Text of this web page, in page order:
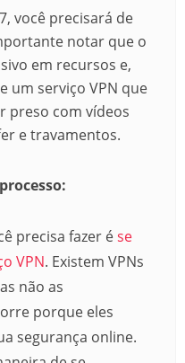
você precisará de
notar que o
em recursos e,
um serviço VPN que
preso com vídeos
e travamentos.
precisa fazer ése
VPN. Existem VPNs
não as
porque eles
segurança online.